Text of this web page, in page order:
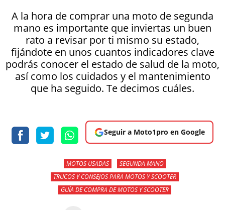
A la hora de comprar una moto de segunda
mano es importante que inviertas un buen
rato a revisar por ti mismo su estado,
fijándote en unos cuantos indicadores clave
podrás conocer el estado de salud de la moto,
así como los cuidados y el mantenimiento
que ha seguido. Te decimos cuáles.
Seguir a Moto1pro en Google
MOTOS USADAS
SEGUNDA MANO
TRUCOS Y CONSEJOS PARA MOTOS Y SCOOTER
GUÍA DE COMPRA DE MOTOS Y SCOOTER